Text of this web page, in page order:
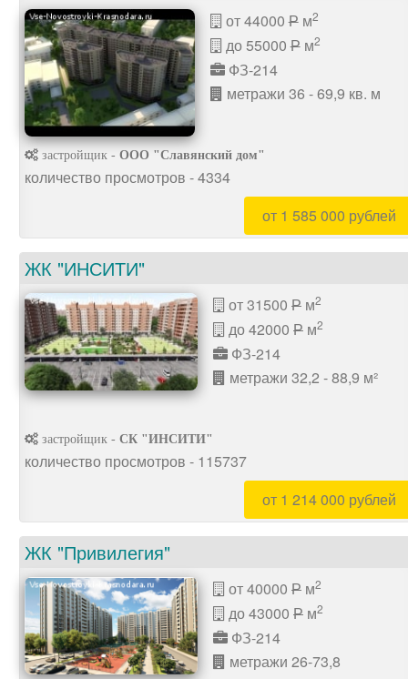
от 44000Pм2
до 55000Pм2
ФЗ-214
метражи 36 - 69,9 кв. м
застройщик - ООО "Славянский дом"
количество просмотров - 4334
от 1 585 000 рублей
ЖК "ИНСИТИ"
от 31500 P м2
до 42000 P м2
ФЗ-214
метражи 32,2 - 88,9 м²
застройщик - СК "ИНСИТИ"
количество просмотров - 115737
от 1 214 000 рублей
ЖК "Привилегия"
от 40000 P м2
до 43000 P м2
ФЗ-214
метражи 26-73,8